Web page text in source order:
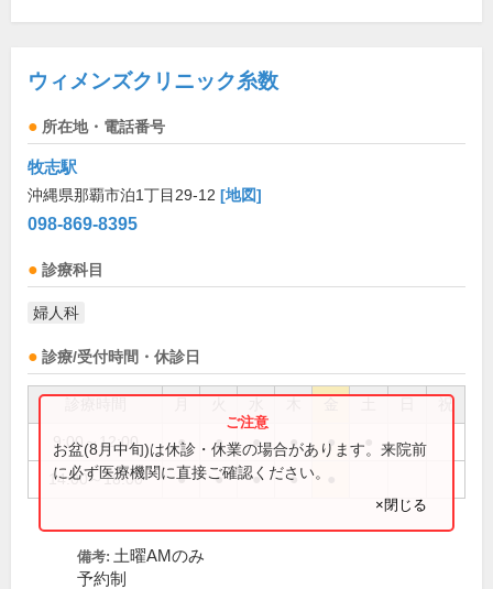
ウィメンズクリニック糸数
所在地・電話番号
牧志駅
沖縄県那覇市泊1丁目29-12 [地図]
098-869-8395
診療科目
婦人科
診療/受付時間・休診日
祝
9:00～12:00 ● ● ● ● ●
14:00～18:00 ● ● ● ●
お盆(8月中旬)は休診・休業の場合があります。来院前
に必ず医療機関に直接ご確認ください。
×閉じる
備考: 土曜AMのみ
予約制